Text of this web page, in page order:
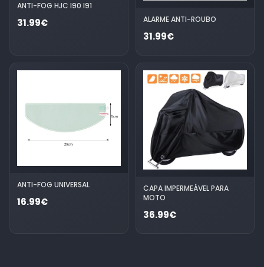
ANTI-FOG HJC I90 I91
31.99€ ALARME ANTI-ROUBO
31.99€
ANTI-FOG UNIVERSAL
16.99€
CAPA IMPERMEÁVEL PARA
MOTO
36.99€